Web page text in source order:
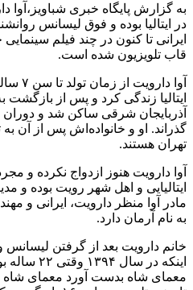
در ایتالیا بوده و فوق لیسانس
ایرانی تا کنون در چند فیلم
قاب تلویزیون شده است.
آوا
ایتالیا زندگی کرد و پس از بازگشت
آذربایجان شرقی ساکن شد و دوران
گذراند. او و خانواده‌اش پس از آن
تهران هستند.
آوا دارویت هنوز ازدواج نکرده و
ایتالیایی و اهل شهر رویت بوده و
مادر آوا منظر دارویت، ایرانی و
به نام آرمان دارد.
خانم دارویت بعد از گرفتن لیسانس
اینکه در
معمای شاه بدست آورد معمای شاه